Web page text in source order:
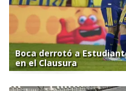
Boca derrotó a
en el Clausura